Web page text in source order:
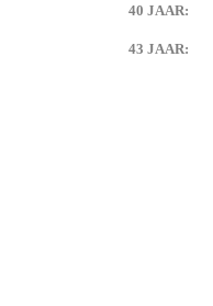
40 JAAR:
43 JAAR: